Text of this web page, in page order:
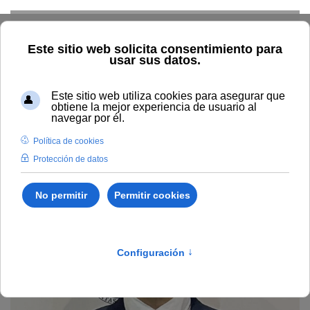
Home Profesorado Directorio profesor
Federico Galán
Valdivieso